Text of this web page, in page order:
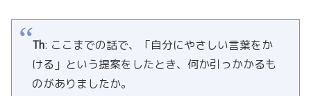
Th: ここまでの話で、「自分にやさしい言葉をか
ける」という提案をしたとき、何か引っかかるも
のがありましたか。